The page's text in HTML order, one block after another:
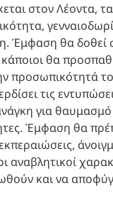
στον Λέοντα,
Έμφαση θα δοθεί
θα
προσωπικότητά
τις
για
Έμφαση θα
αναβλητικοί
και να